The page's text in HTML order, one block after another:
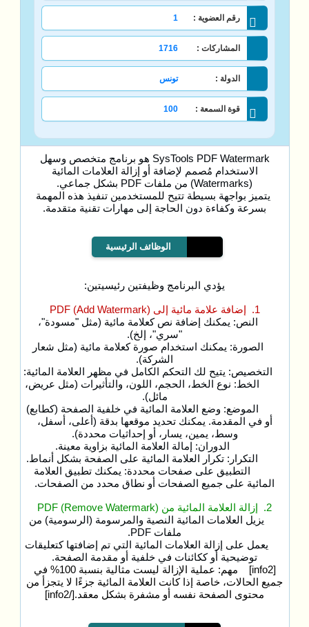
رقم العضوية : 1
المشاركات : 1716
الدولة : تونس
قوة السمعة : 100
SysTools PDF Watermark هو برنامج متخصص وسهل
الاستخدام مُصمم لإضافة أو إزالة العلامات المائية
(Watermarks) من ملفات PDF بشكل جماعي.
يتميز بواجهة بسيطة تتيح للمستخدمين تنفيذ هذه المهمة
بسرعة وكفاءة دون الحاجة إلى مهارات تقنية متقدمة.
الوظائف الرئيسية
يؤدي البرنامج وظيفتين رئيسيتين:
1. إضافة علامة مائية إلى PDF (Add Watermark)
النص: يمكنك إضافة نص كعلامة مائية (مثل "مسودة"،
"سري"، إلخ).
الصورة: يمكنك استخدام صورة كعلامة مائية (مثل شعار
الشركة).
التخصيص: يتيح لك التحكم الكامل في مظهر العلامة المائية:
الخط: نوع الخط، الحجم، اللون، والتأثيرات (مثل عريض،
مائل).
الموضع: وضع العلامة المائية في خلفية الصفحة (كطابع)
أو في المقدمة. يمكنك تحديد موقعها بدقة (أعلى، أسفل،
وسط، يمين، يسار، أو إحداثيات محددة).
الدوران: إمالة العلامة المائية بزاوية معينة.
التكرار: تكرار العلامة المائية على الصفحة بشكل أنماط.
التطبيق على صفحات محددة: يمكنك تطبيق العلامة
المائية على جميع الصفحات أو نطاق محدد من الصفحات.
2. إزالة العلامة المائية من PDF (Remove Watermark)
يزيل العلامات المائية النصية والمرسومة (الرسومية) من
ملفات PDF.
يعمل على إزالة العلامات المائية التي تم إضافتها كتعليقات
توضيحية أو ككائنات في خلفية أو مقدمة الصفحة.
[info2] مهم: عملية الإزالة ليست مثالية بنسبة 100% في
جميع الحالات، خاصة إذا كانت العلامة المائية جزءًا لا يتجزأ من
محتوى الصفحة نفسه أو مشفرة بشكل معقد.[/info2]